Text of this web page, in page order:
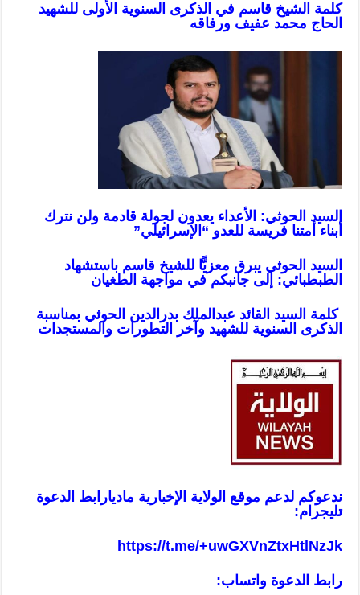
كلمة الشيخ قاسم في الذكرى السنوية الأولى للشهيد
الحاج محمد عفيف ورفاقه
السيد الحوثي: الأعداء يعدون لجولة قادمة ولن نترك
أبناء أمتنا فريسة للعدو “الإسرائيلي”
السيد الحوثي يبرق معزيًّا للشيخ قاسم باستشهاد
الطبطبائي: إلى جانبكم في مواجهة الطغيان
كلمة السيد القائد عبدالملك بدرالدين الحوثي بمناسبة
الذكرى السنوية للشهيد وآخر التطورات والمستجدات
ندعوكم لدعم موقع الولاية الإخبارية ماديارابط الدعوة
تليجرام:
https://t.me/+uwGXVnZtxHtlNzJk
رابط الدعوة واتساب: